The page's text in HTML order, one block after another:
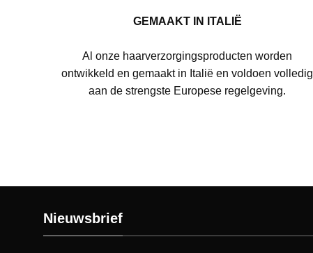
GEMAAKT IN ITALIË
Al onze haarverzorgingsproducten worden
ontwikkeld en gemaakt in Italië en voldoen volledig
aan de strengste Europese regelgeving.
Nieuwsbrief